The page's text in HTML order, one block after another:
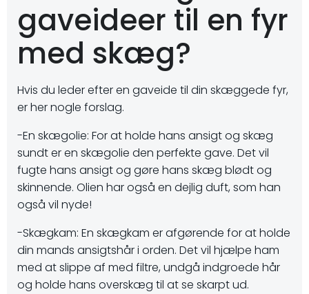
gaveideer til en fyr
med skæg?
Hvis du leder efter en gaveide til din skæggede fyr,
er her nogle forslag.
-En skægolie: For at holde hans ansigt og skæg
sundt er en skægolie den perfekte gave. Det vil
fugte hans ansigt og gøre hans skæg blødt og
skinnende. Olien har også en dejlig duft, som han
også vil nyde!
-Skægkam: En skægkam er afgørende for at holde
din mands ansigtshår i orden. Det vil hjælpe ham
med at slippe af med filtre, undgå indgroede hår
og holde hans overskæg til at se skarpt ud.